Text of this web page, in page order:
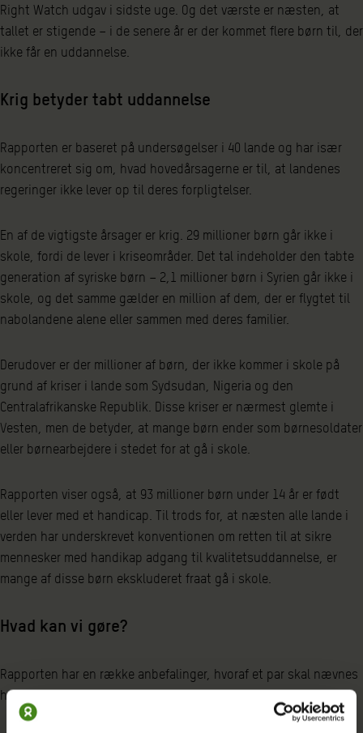
Right Watch udgav i sidste uge. Og det værste er næsten, at
tallet er stigende – i de senere år er der kommet flere børn til, der
ikke får en uddannelse.
Krig betyder tabt uddannelse
Rapporten er baseret på undersøgelser i 40 lande og har især
koncentreret sig om, hvad hovedårsagerne er til, at landenes
regeringer ikke lever op til deres forpligtelser.
En af de vigtigste årsager er krig. 29 millioner børn går ikke i
skole, fordi de lever i kriseområder. Det tal indeholder den tabte
generation af syriske børn – 2,1 millioner børn i Syrien går ikke i
skole, og det samme gælder en million af dem, der er flygtet til
nabolandene alene eller sammen med deres familier.
Derudover er der millioner af børn, der ikke kommer i skole på
grund af kriser i lande som Sydsudan, Nigeria og den
Centralafrikanske Republik. Disse kriser er nærmest glemte i
Vesten, men de betyder, at mange børn ender som børnesoldater
eller børnearbejdere i stedet for at gå i skole.
Rapporten viser også, at 93 millioner børn under 14 år er født
eller lever med et handicap. Til trods for, at næsten alle lande i
verden har underskrevet konventionen om retten til at sikre
mennesker med handikap adgang til kvalitetsuddannelse, er
mange af disse børn ekskluderet fraat gå i skole.
Hvad kan vi gøre?
Rapporten har en række anbefalinger, hvoraf et par skal nævnes
her: